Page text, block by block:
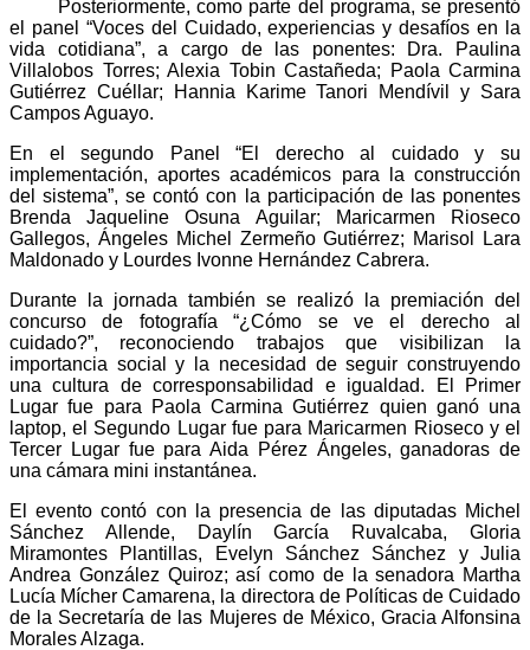
Posteriormente, como parte del programa, se presentó
el panel “Voces del Cuidado, experiencias y desafíos en la
vida cotidiana”, a cargo de las ponentes: Dra. Paulina
Villalobos Torres; Alexia Tobin Castañeda; Paola Carmina
Gutiérrez Cuéllar; Hannia Karime Tanori Mendívil y Sara
Campos Aguayo.
En el segundo Panel “El derecho al cuidado y su
implementación, aportes académicos para la construcción
del sistema”, se contó con la participación de las ponentes
Brenda Jaqueline Osuna Aguilar; Maricarmen Rioseco
Gallegos, Ángeles Michel Zermeño Gutiérrez; Marisol Lara
Maldonado y Lourdes Ivonne Hernández Cabrera.
Durante la jornada también se realizó la premiación del
concurso de fotografía “¿Cómo se ve el derecho al
cuidado?”, reconociendo trabajos que visibilizan la
importancia social y la necesidad de seguir construyendo
una cultura de corresponsabilidad e igualdad. El Primer
Lugar fue para Paola Carmina Gutiérrez quien ganó una
laptop, el Segundo Lugar fue para Maricarmen Rioseco y el
Tercer Lugar fue para Aida Pérez Ángeles, ganadoras de
una cámara mini instantánea.
El evento contó con la presencia de las diputadas Michel
Sánchez Allende, Daylín García Ruvalcaba, Gloria
Miramontes Plantillas, Evelyn Sánchez Sánchez y Julia
Andrea González Quiroz; así como de la senadora Martha
Lucía Mícher Camarena, la directora de Políticas de Cuidado
de la Secretaría de las Mujeres de México, Gracia Alfonsina
Morales Alzaga.